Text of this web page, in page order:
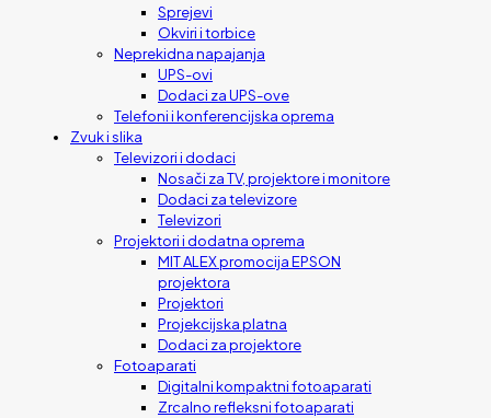
Sprejevi
Okviri i torbice
Neprekidna napajanja
UPS-ovi
Dodaci za UPS-ove
Telefoni i konferencijska oprema
Zvuk i slika
Televizori i dodaci
Nosači za TV, projektore i monitore
Dodaci za televizore
Televizori
Projektori i dodatna oprema
MIT ALEX promocija EPSON
projektora
Projektori
Projekcijska platna
Dodaci za projektore
Fotoaparati
Digitalni kompaktni fotoaparati
Zrcalno refleksni fotoaparati